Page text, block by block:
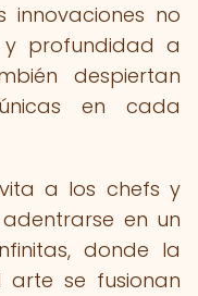
innovaciones no
profundidad a
despiertan
únicas en cada
a los chefs y
en un
donde la
se fusionan